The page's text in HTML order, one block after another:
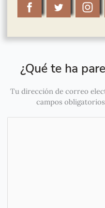
¿Qué te ha
Tu dirección de correo
campos